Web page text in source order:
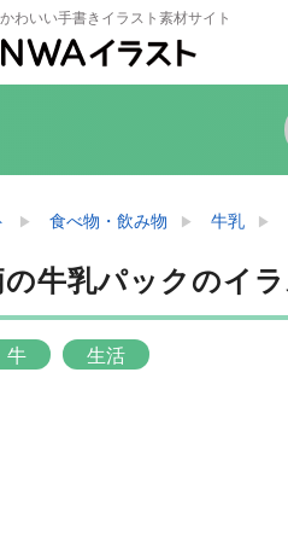
わいい手書きイラスト素材サイト
食べ物・飲み物 牛乳
の牛乳パックのイ
牛 生活